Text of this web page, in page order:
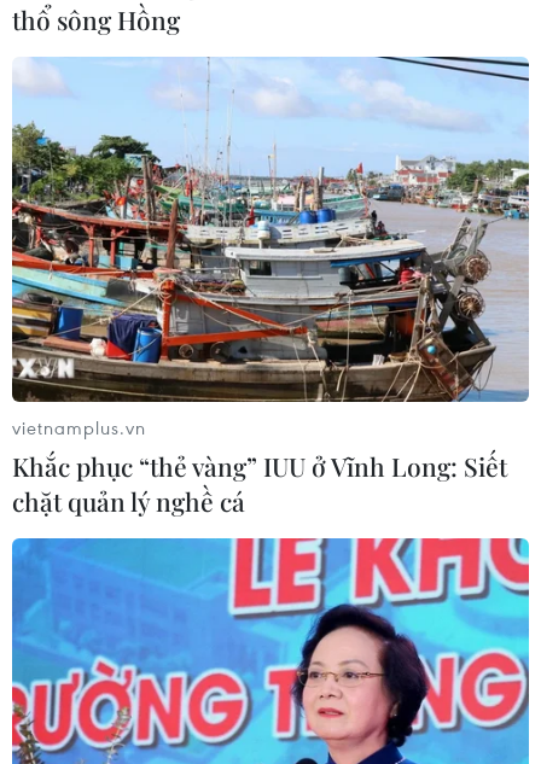
Hệ thống Aegis hiện hành sử dụng loại tên lửa
SM-3, nhưng Tokyo và Washington đang hợp tác
phát triển các tên lửa SM-3 Block 2A với phạm
vi phòng thủ và độ chính xác được nâng cao./.
(Vietnam+)
#Thiết bị định vị #Aegis Ashore
#Tên lửa đạn đạo
#PHòng thủ tên lửa
#SM-3 Block 2A
#tin tức
#tin tức mới nhất
#tin tức 24h
#tin tức mới nhất trong ngày
#tin tức thời sự
thổ sông Hồng
vietnamplus.vn
Khắc phục “thẻ vàng” IUU ở Vĩnh Long: Siết
chặt quản lý nghề cá